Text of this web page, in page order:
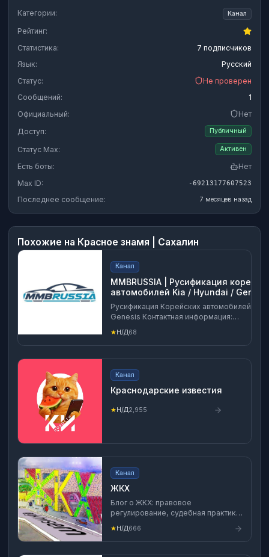
Категории: Канал
Рейтинг:
Статистика:
7 подписчиков
Язык:
Русский
Статус:
Не проверен
Сообщений:
1
Официальный:
Нет
Доступ:
Публичный
Статус Max: Активен
Есть боты:
Нет
Max ID:
-69213177607523
Последнее сообщение: 7 месяцев назад
Похожие на Красное знамя | Сахалин
Канал
MMBRUSSIA | Русификация
автомобилей Kia / Hyundai /
Москве
Русификация Корейских автомобилей Kia
Genesis Контактная информация:
https://t.me/mmbrussia - консультация
https://gosuslugi.ru/snet/
Сайт: https://www.mmbrussia.ru
★Н/Д68
Канал
Краснодарские известия
★Н/Д2,955
Канал
ЖКХ
Блог о ЖКХ: правовое
регулирование, судебная практика,
новости. Для добросовестных УО,
ТСЖ, собственников МКД Автор:
юрист, редактор gkhnews.ru
Юдина Антонина
★Н/Д666